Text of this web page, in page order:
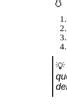
💡